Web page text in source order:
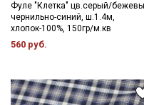
Фуле "Клетка" цв.серый/
чернильно-синий, ш.1.4м,
хлопок-100%, 150гр/м.кв
560 руб.